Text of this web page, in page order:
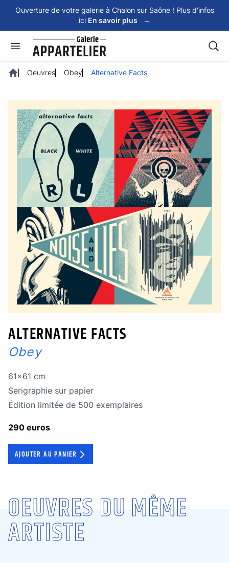
Ouverture de votre galerie à Chalon sur Saône ! Plus d'infos
ici En savoir plus →
Oeuvres Obey Alternative Facts
ALTERNATIVE FACTS
Obey
Dimensions
61x61 cm
Technique
Serigraphie sur papier
édition limitée
Édition limitée de 500 exemplaires
290 euros
AJOUTER AU PANIER
OEUVRES DU MÊME
ARTISTE
Panneau de gestion des cookies